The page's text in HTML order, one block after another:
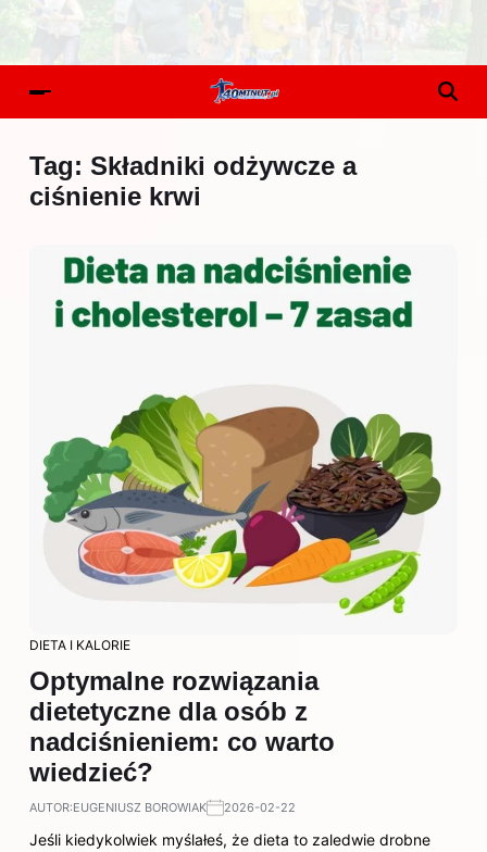
Tag: Składniki odżywcze a
ciśnienie krwi
DIETA I KALORIE
Optymalne rozwiązania
dietetyczne dla osób z
nadciśnieniem: co warto
wiedzieć?
AUTOR:EUGENIUSZ BOROWIAK 2026-02-22
Jeśli kiedykolwiek myślałeś, że dieta to zaledwie drobne